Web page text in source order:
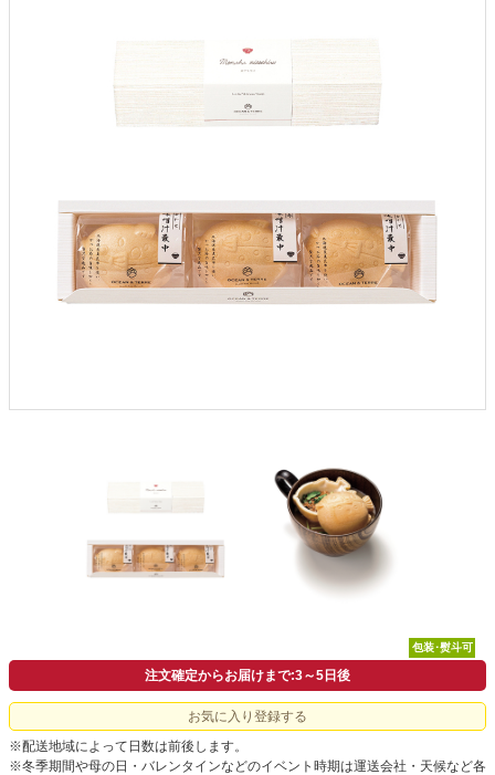
包装･熨斗可
注文確定からお届けまで:3～5日後
お気に入り登録する
※配送地域によって日数は前後します。
※冬季期間や母の日・バレンタインなどのイベント時期は運送会社・天候など各